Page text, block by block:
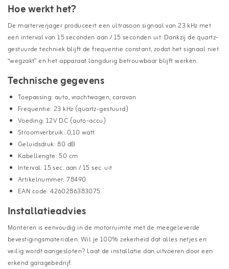
Hoe werkt het?
De marterverjager produceert een ultrasoon signaal van 23 kHz met
een interval van 15 seconden aan / 15 seconden uit. Dankzij de quartz-
gestuurde techniek blijft de frequentie constant, zodat het signaal niet
“wegzakt” en het apparaat langdurig betrouwbaar blijft werken.
Technische gegevens
Toepassing: auto, vrachtwagen, caravan
Frequentie: 23 kHz (quartz-gestuurd)
Voeding: 12V DC (auto-accu)
Stroomverbruik: 0,10 watt
Geluidsdruk: 80 dB
Kabellengte: 50 cm
Interval: 15 sec. aan / 15 sec. uit
Artikelnummer: 78490
EAN code: 4260286383075
Installatieadvies
Monteren is eenvoudig in de motorruimte met de meegeleverde
bevestigingsmaterialen. Wil je 100% zekerheid dat alles netjes en
veilig wordt aangesloten? Laat de installatie dan uitvoeren door een
erkend garagebedrijf.